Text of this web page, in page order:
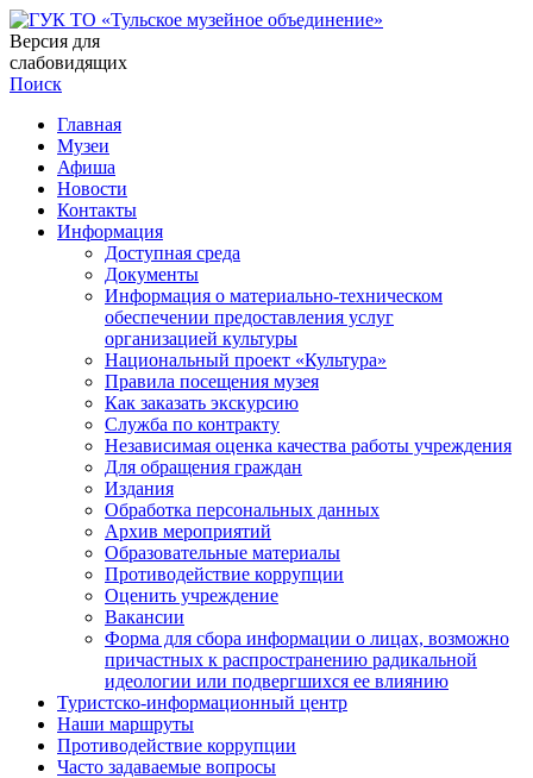
Версия для
слабовидящих
Поиск
Главная
Музеи
Афиша
Новости
Контакты
Информация
Доступная среда
Документы
Информация о материально-техническом
обеспечении предоставления услуг
организацией культуры
Национальный проект «Культура»
Правила посещения музея
Как заказать экскурсию
Служба по контракту
Независимая оценка качества работы учреждения
Для обращения граждан
Издания
Обработка персональных данных
Архив мероприятий
Образовательные материалы
Противодействие коррупции
Оценить учреждение
Вакансии
Форма для сбора информации о лицах, возможно
причастных к распространению радикальной
идеологии или подвергшихся ее влиянию
Туристско-информационный центр
Наши маршруты
Противодействие коррупции
Часто задаваемые вопросы